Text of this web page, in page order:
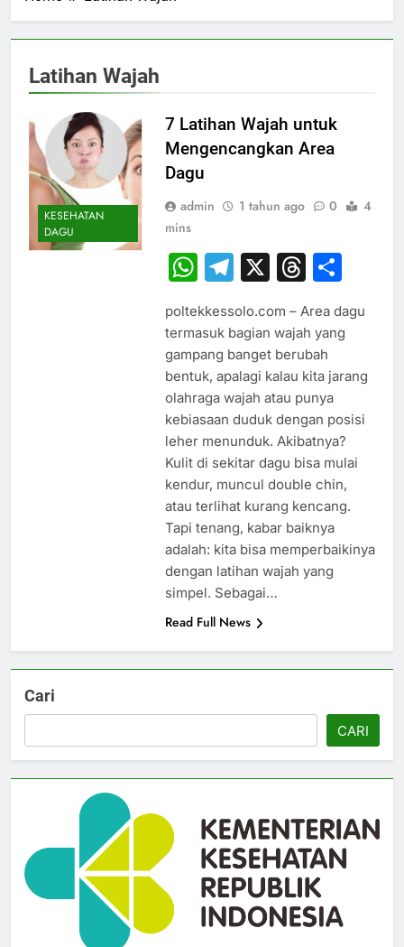
Latihan Wajah
KESEHATAN
DAGU
7 Latihan Wajah untuk
Mengencangkan Area
Dagu
admin 1 tahun ago 0
4
mins
WhatsApp
Telegram
X
poltekkessolo.com – Area dagu
termasuk bagian wajah yang
gampang banget berubah
bentuk, apalagi kalau kita jarang
olahraga wajah atau punya
kebiasaan duduk dengan posisi
leher menunduk. Akibatnya?
Kulit di sekitar dagu bisa mulai
kendur, muncul double chin,
atau terlihat kurang kencang.
Tapi tenang, kabar baiknya
adalah: kita bisa memperbaikinya
dengan latihan wajah yang
simpel. Sebagai…
Read Full News
Cari
CARI